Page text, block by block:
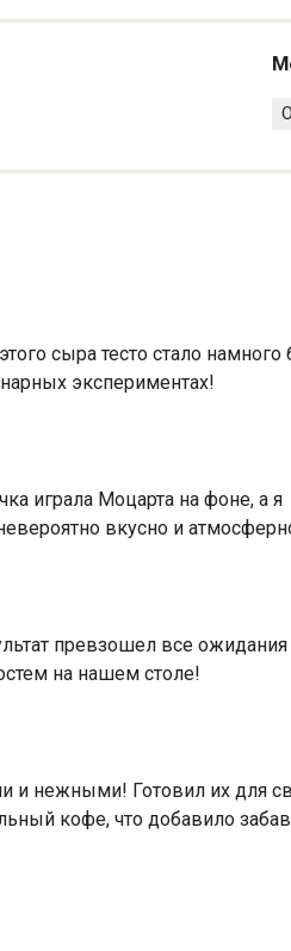
сыра тесто стало намного
экспериментах!
играла Моцарта на фоне, а я
вкусно и
превзошел все
на нашем столе!
и нежными! Готовил их для
кофе, что добавило